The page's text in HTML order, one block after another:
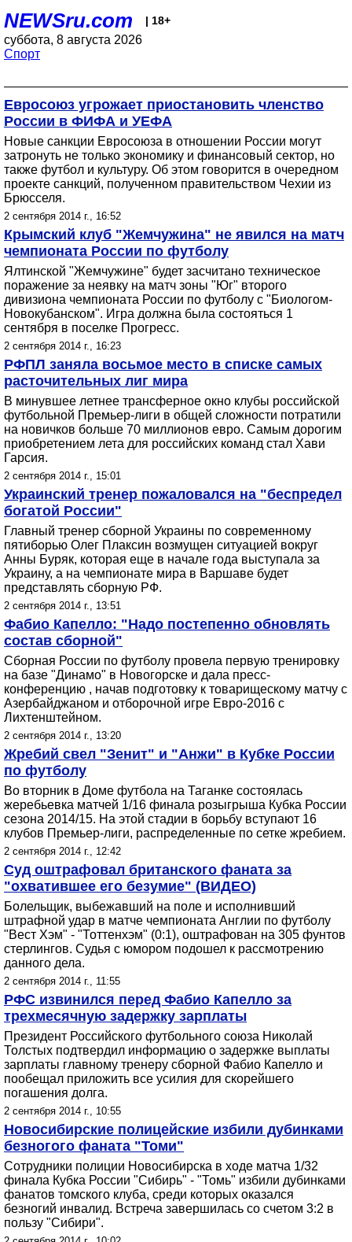
NEWSru.com | 18+
суббота, 8 августа 2026
Спорт
Евросоюз угрожает приостановить членство
России в ФИФА и УЕФА
Новые санкции Евросоюза в отношении России могут
затронуть не только экономику и финансовый сектор, но
также футбол и культуру. Об этом говорится в очередном
проекте санкций, полученном правительством Чехии из
Брюсселя.
2 сентября 2014 г., 16:52
Крымский клуб "Жемчужина" не явился на матч
чемпионата России по футболу
Ялтинской "Жемчужине" будет засчитано техническое
поражение за неявку на матч зоны "Юг" второго
дивизиона чемпионата России по футболу с "Биологом-
Новокубанском". Игра должна была состояться 1
сентября в поселке Прогресс.
2 сентября 2014 г., 16:23
РФПЛ заняла восьмое место в списке самых
расточительных лиг мира
В минувшее летнее трансферное окно клубы российской
футбольной Премьер-лиги в общей сложности потратили
на новичков больше 70 миллионов евро. Самым дорогим
приобретением лета для российских команд стал Хави
Гарсия.
2 сентября 2014 г., 15:01
Украинский тренер пожаловался на "беспредел
богатой России"
Главный тренер сборной Украины по современному
пятиборью Олег Плаксин возмущен ситуацией вокруг
Анны Буряк, которая еще в начале года выступала за
Украину, а на чемпионате мира в Варшаве будет
представлять сборную РФ.
2 сентября 2014 г., 13:51
Фабио Капелло: "Надо постепенно обновлять
состав сборной"
Сборная России по футболу провела первую тренировку
на базе "Динамо" в Новогорске и дала пресс-
конференцию , начав подготовку к товарищескому матчу с
Азербайджаном и отборочной игре Евро-2016 с
Лихтенштейном.
2 сентября 2014 г., 13:20
Жребий свел "Зенит" и "Анжи" в Кубке России
по футболу
Во вторник в Доме футбола на Таганке состоялась
жеребьевка матчей 1/16 финала розыгрыша Кубка России
сезона 2014/15. На этой стадии в борьбу вступают 16
клубов Премьер-лиги, распределенные по сетке жребием.
2 сентября 2014 г., 12:42
Суд оштрафовал британского фаната за
"охватившее его безумие" (ВИДЕО)
Болельщик, выбежавший на поле и исполнивший
штрафной удар в матче чемпионата Англии по футболу
"Вест Хэм" - "Тоттенхэм" (0:1), оштрафован на 305 фунтов
стерлингов. Судья с юмором подошел к рассмотрению
данного дела.
2 сентября 2014 г., 11:55
РФС извинился перед Фабио Капелло за
трехмесячную задержку зарплаты
Президент Российского футбольного союза Николай
Толстых подтвердил информацию о задержке выплаты
зарплаты главному тренеру сборной Фабио Капелло и
пообещал приложить все усилия для скорейшего
погашения долга.
2 сентября 2014 г., 10:55
Новосибирские полицейские избили дубинками
безногого фаната "Томи"
Сотрудники полиции Новосибирска в ходе матча 1/32
финала Кубка России "Сибирь" - "Томь" избили дубинками
фанатов томского клуба, среди которых оказался
безногий инвалид. Встреча завершилась со счетом 3:2 в
пользу "Сибири".